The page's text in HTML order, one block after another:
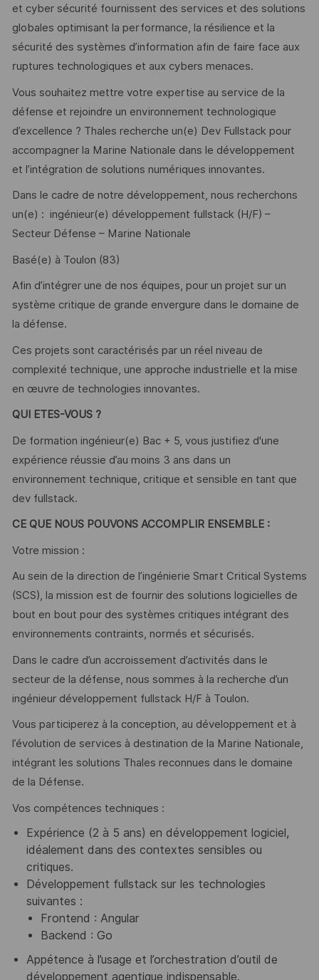
et cyber sécurité fournissent des services et des solutions
globales optimisant la performance, la résilience et la
sécurité des systèmes d’information afin de faire face aux
ruptures technologiques et aux cybers menaces.
Vous souhaitez mettre votre expertise au service de la
défense et rejoindre un environnement technologique
d’excellence ? Thales recherche un(e) Dev Fullstack pour
accompagner la Marine Nationale dans le développement
et l’intégration de solutions numériques innovantes.
Dans le cadre de notre développement, nous recherchons
un(e) : ingénieur(e) développement fullstack (H/F) –
Secteur Défense – Marine Nationale
Basé(e) à Toulon (83)
Afin d’intégrer une de nos équipes, pour un projet sur un
système critique de grande envergure dans le domaine de
la défense.
Ces projets sont caractérisés par un réel niveau de
complexité technique, une approche industrielle et la mise
en œuvre de technologies innovantes.
QUI ETES-VOUS ?
De formation ingénieur(e) Bac + 5, vous justifiez d'une
expérience réussie d’au moins 3 ans dans un
environnement technique, critique et sensible en tant que
dev fullstack.
CE QUE NOUS POUVONS ACCOMPLIR ENSEMBLE :
Votre mission :
Au sein de la direction de l’ingénierie Smart Critical Systems
(SCS), la mission est de fournir des solutions logicielles de
bout en bout pour des systèmes critiques intégrant des
environnements contraints, normés et sécurisés.
Dans le cadre d’un accroissement d’activités dans le
secteur de la défense, nous sommes à la recherche d’un
ingénieur développement fullstack H/F à Toulon.
Vous participerez à la conception, au développement et à
l’évolution de services à destination de la Marine Nationale,
intégrant les solutions Thales reconnues dans le domaine
de la Défense.
Vos compétences techniques :
Expérience (2 à 5 ans) en développement logiciel,
idéalement dans des contextes sensibles ou
critiques.
Développement fullstack sur les technologies
suivantes :
Frontend : Angular
Backend : Go
Appétence à l’usage et l’orchestration d’outil de
développement agentique indispensable.